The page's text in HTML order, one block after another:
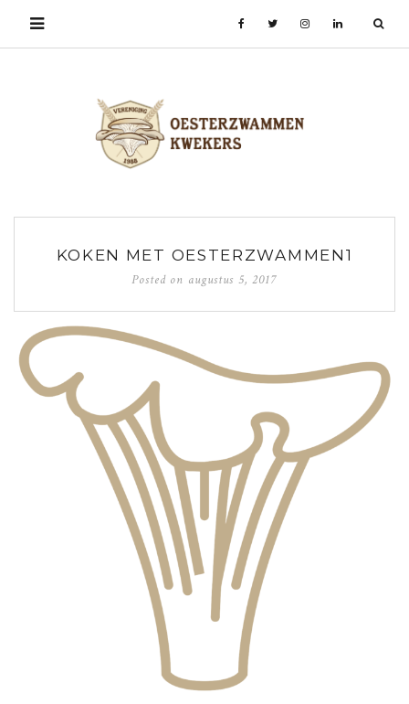
KOKEN MET OESTERZWAMMEN1
Posted on augustus 5, 2017